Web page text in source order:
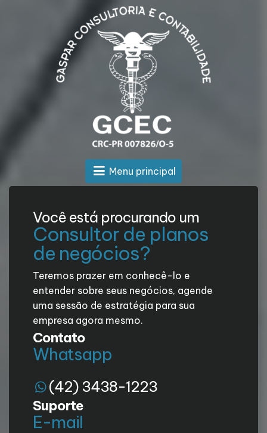
Menu principal
Você está procurando um
Consultor de planos
de negócios?
Teremos prazer em conhecê-lo e
entender sobre seus negócios, agende
uma sessão de estratégia para sua
empresa agora mesmo.
Contato
Whatsapp
(42) 3438-1223
Suporte
E-mail